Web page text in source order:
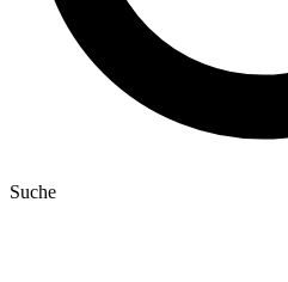
Suche